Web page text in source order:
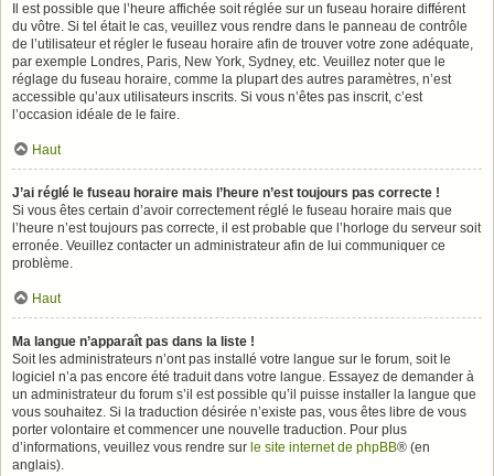
Il est possible que l’heure affichée soit réglée sur un fuseau horaire différent
du vôtre. Si tel était le cas, veuillez vous rendre dans le panneau de contrôle
de l’utilisateur et régler le fuseau horaire afin de trouver votre zone adéquate,
par exemple Londres, Paris, New York, Sydney, etc. Veuillez noter que le
réglage du fuseau horaire, comme la plupart des autres paramètres, n’est
accessible qu’aux utilisateurs inscrits. Si vous n’êtes pas inscrit, c’est
l’occasion idéale de le faire.
Haut
J’ai réglé le fuseau horaire mais l’heure n’est toujours pas correcte !
Si vous êtes certain d’avoir correctement réglé le fuseau horaire mais que
l’heure n’est toujours pas correcte, il est probable que l’horloge du serveur soit
erronée. Veuillez contacter un administrateur afin de lui communiquer ce
problème.
Haut
Ma langue n’apparaît pas dans la liste !
Soit les administrateurs n’ont pas installé votre langue sur le forum, soit le
logiciel n’a pas encore été traduit dans votre langue. Essayez de demander à
un administrateur du forum s’il est possible qu’il puisse installer la langue que
vous souhaitez. Si la traduction désirée n’existe pas, vous êtes libre de vous
porter volontaire et commencer une nouvelle traduction. Pour plus
d’informations, veuillez vous rendre sur le site internet de phpBB® (en
anglais).